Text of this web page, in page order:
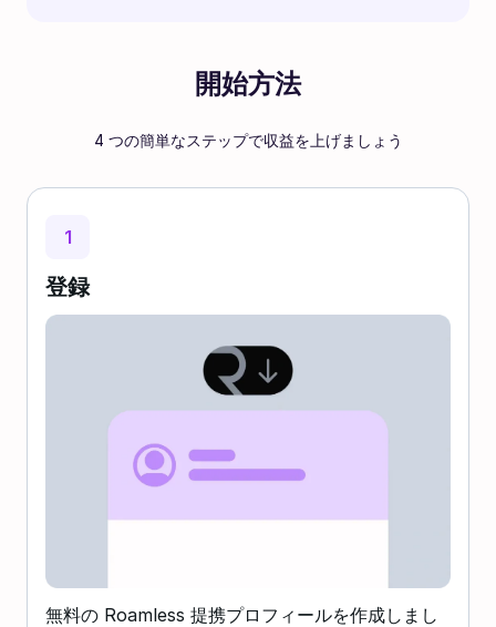
開始方法
4 つの簡単なステップで収益を上げましょう
1
登録
無料の Roamless 提携プロフィールを作成しまし